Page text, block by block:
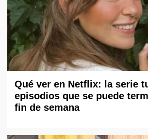
Qué ver en Netflix: la serie
episodios que se puede
fin de semana